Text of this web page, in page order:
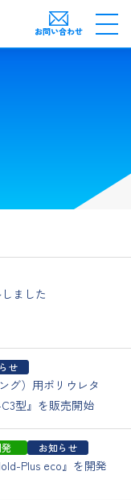
お問い合わせ
ました
せ
グ）用ポリウレタ
型』を販売開始
お知らせ
Plus eco』を開発